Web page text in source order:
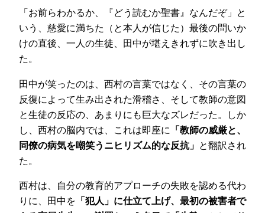
「お前らわかるか、『どう読むか聖書』なんだぞ」と
いう、慈愛に満ちた（と本人が信じた）最後の問いか
けの直後、一人の生徒、田中が堪えきれずに吹き出し
た。
田中が笑ったのは、西村の言葉ではなく、その言葉の
反復によって生み出された滑稽さ、そして教師の意図
と生徒の反応の、あまりにも巨大なズレだった。しか
し、西村の脳内では、これは即座に 「教師の威厳と、
同僚の病気を嘲笑うニヒリズム的な反抗」 と翻訳され
た。
西村は、自分の教育的アプローチの失敗を認める代わ
りに、田中を 「犯人」に仕立て上げ、最初の被害者で